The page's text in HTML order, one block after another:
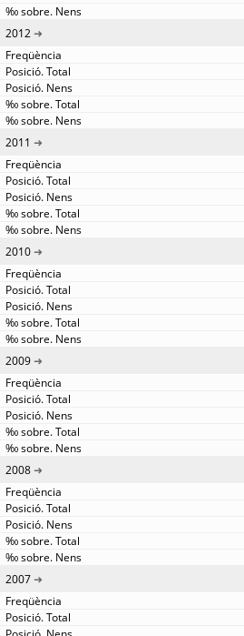
2012
2011
2010
2009
2008
2007